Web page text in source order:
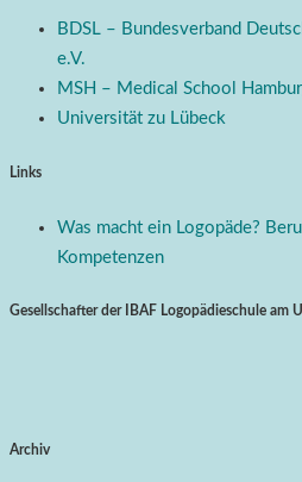
BDSL – Bundesverband
e.V.
MSH – Medical School
Universität zu Lübeck
Links
Was macht ein Logopäde?
Kompetenzen
Gesellschafter der IBAF Logopädieschule am
Archiv